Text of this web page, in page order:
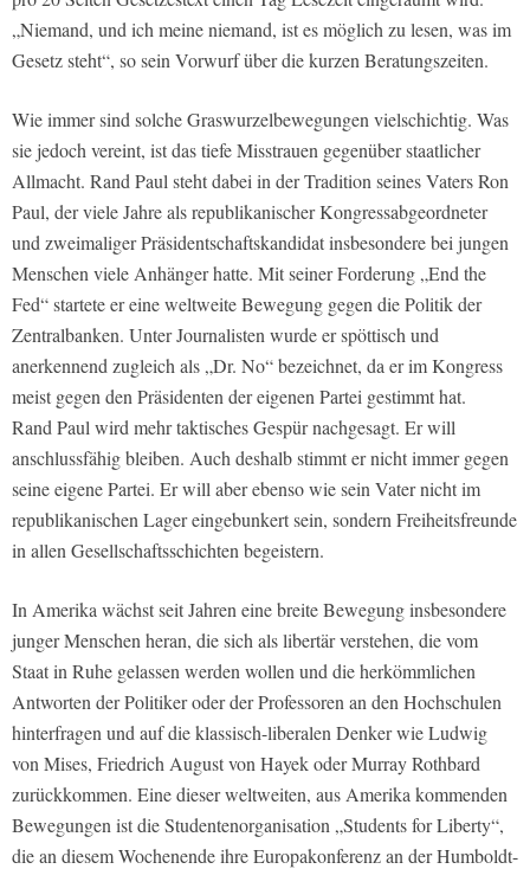
„Niemand, und ich meine niemand, ist es möglich zu lesen, was im
Gesetz steht“, so sein Vorwurf über die kurzen Beratungszeiten.
Wie immer sind solche Graswurzelbewegungen vielschichtig. Was
sie jedoch vereint, ist das tiefe Misstrauen gegenüber staatlicher
Allmacht. Rand Paul steht dabei in der Tradition seines Vaters Ron
Paul, der viele Jahre als republikanischer Kongressabgeordneter
und zweimaliger Präsidentschaftskandidat insbesondere bei jungen
Menschen viele Anhänger hatte. Mit seiner Forderung „End the
Fed“ startete er eine weltweite Bewegung gegen die Politik der
Zentralbanken. Unter Journalisten wurde er spöttisch und
anerkennend zugleich als „Dr. No“ bezeichnet, da er im Kongress
meist gegen den Präsidenten der eigenen Partei gestimmt hat.
Rand Paul wird mehr taktisches Gespür nachgesagt. Er will
anschlussfähig bleiben. Auch deshalb stimmt er nicht immer gegen
seine eigene Partei. Er will aber ebenso wie sein Vater nicht im
republikanischen Lager eingebunkert sein, sondern Freiheitsfreunde
in allen Gesellschaftsschichten begeistern.
In Amerika wächst seit Jahren eine breite Bewegung insbesondere
junger Menschen heran, die sich als libertär verstehen, die vom
Staat in Ruhe gelassen werden wollen und die herkömmlichen
Antworten der Politiker oder der Professoren an den Hochschulen
hinterfragen und auf die klassisch-liberalen Denker wie Ludwig
von Mises, Friedrich August von Hayek oder Murray Rothbard
zurückkommen. Eine dieser weltweiten, aus Amerika kommenden
Bewegungen ist die Studentenorganisation „Students for Liberty“,
die an diesem Wochenende ihre Europakonferenz an der Humboldt-